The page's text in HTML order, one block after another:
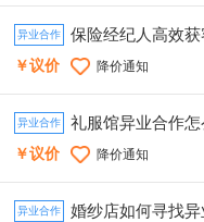
异业合作 保险经纪人高效
￥议价 降价通知
异业合作 礼服馆异业合作怎
￥议价 降价通知
异业合作 婚纱店如何寻找